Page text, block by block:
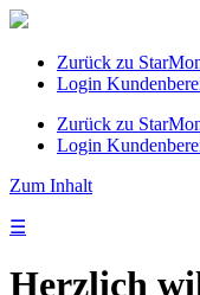
Zurück zu
Login
Zurück zu
Login
Zum Inhalt
☰
Herzlich